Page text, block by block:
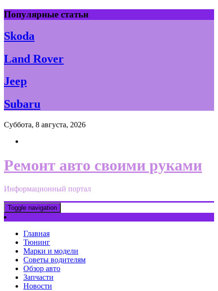
Skip
to
content
Популярные статьи
Skoda
Land Rover
Jeep
Subaru
Суббота, 8 августа, 2026
Ремонт авто своими руками
Информационный портал
Toggle navigation
Главная
Тюнинг
Марки и модели
Советы водителям
Обзор авто
Запчасти
Новости